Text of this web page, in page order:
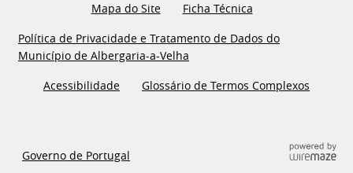
Mapa do Site
Ficha Técnica
Política de Privacidade e Tratamento de Dados do
Município de Albergaria-a-Velha
Acessibilidade
Glossário de Termos Complexos
Governo de Portugal